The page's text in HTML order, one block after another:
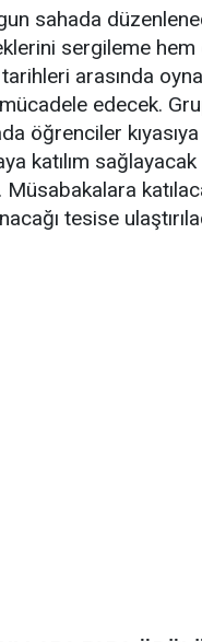
sahada
sergileme
arasında
edecek.
öğrenciler
katılım
tesise